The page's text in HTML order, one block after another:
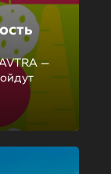
—